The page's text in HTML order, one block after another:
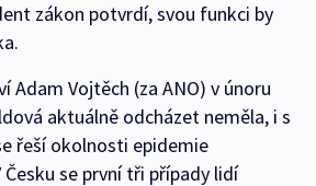
zákon potvrdí, svou funkci by
Adam Vojtěch (za ANO) v únoru
aktuálně odcházet neměla, i s
řeší okolnosti epidemie
Česku se první tři případy lidí